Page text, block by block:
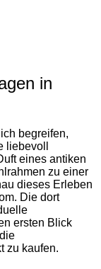
in
begreifen,
liebevoll
eines antiken
zu einer
dieses Erleben
Die dort
ersten Blick
zu kaufen.